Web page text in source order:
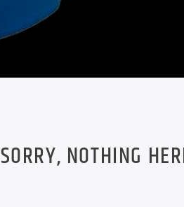
SORRY, NOTHING